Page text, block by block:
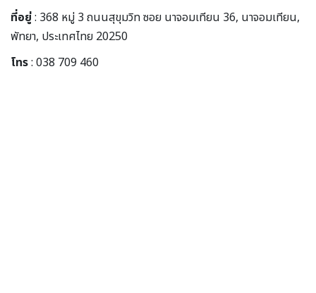
ที่อยู่: 368 หมู่ 3 ถนนสุขุมวิท ซอย นาจอมเทียน 36, นาจอมเทียน,
พัทยา, ประเทศไทย 20250
โทร: 038 709 460